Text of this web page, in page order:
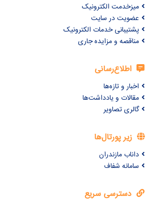
میزخدمت الکترونیک
عضویت در سایت
پشتیبانی خدمات الکترونیک
مناقصه و مزایده جاری
اطلاع‌رسانی
اخبار و تازه‌ها
مقالات و یادداشت‌ها
گالری تصاویر
زیر پورتال‌ها
داناب مازندران
سامانه شفاف
دسترسی سریع